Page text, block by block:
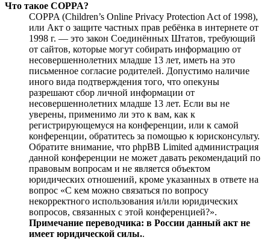
Что такое COPPA?
COPPA (Children’s Online Privacy Protection Act of 1998),
или Акт о защите частных прав ребёнка в интернете от
1998 г. — это закон Соединённых Штатов, требующий
от сайтов, которые могут собирать информацию от
несовершеннолетних младше 13 лет, иметь на это
письменное согласие родителей. Допустимо наличие
иного вида подтверждения того, что опекуны
разрешают сбор личной информации от
несовершеннолетних младше 13 лет. Если вы не
уверены, применимо ли это к вам, как к
регистрирующемуся на конференции, или к самой
конференции, обратитесь за помощью к юрисконсульту.
Обратите внимание, что phpBB Limited администрация
данной конференции не может давать рекомендаций по
правовым вопросам и не является объектом
юридических отношений, кроме указанных в ответе на
вопрос «С кем можно связаться по вопросу
некорректного использования и/или юридических
вопросов, связанных с этой конференцией?».
Примечание переводчика: в России данный акт не
имеет юридической силы..